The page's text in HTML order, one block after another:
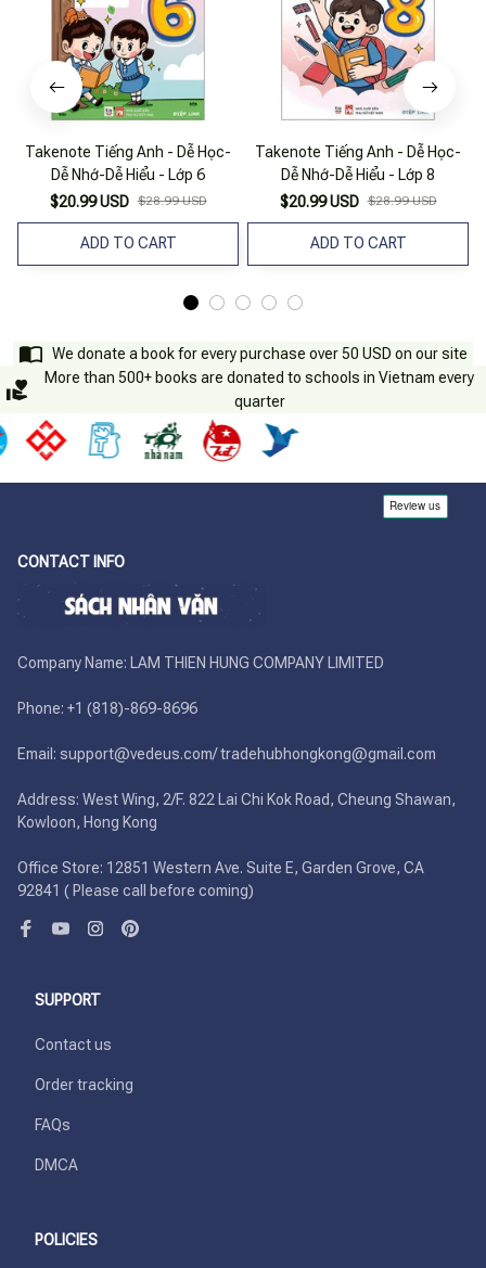
Takenote Tiếng Anh - Dễ Học-
Dễ Nhớ-Dễ Hiểu - Lớp 6
$20.99 USD $28.99 USD
ADD TO CART
Takenote Tiếng Anh - Dễ Học-
Dễ Nhớ-Dễ Hiểu - Lớp 8
$20.99 USD $28.99 USD
ADD TO CART
We donate a book for every purchase over 50 USD on our site
More than 500+ books are donated to schools in Vietnam every
quarter
CONTACT INFO
Company Name: LAM THIEN HUNG COMPANY LIMITED
Phone: +1 (818)-869-8696
Email: support@vedeus.com/ tradehubhongkong@gmail.com
Address: West Wing, 2/F. 822 Lai Chi Kok Road, Cheung Shawan,
Kowloon, Hong Kong
Office Store: 12851 Western Ave. Suite E, Garden Grove, CA
92841 ( Please call before coming)
SUPPORT
Contact us
Order tracking
FAQs
DMCA
POLICIES